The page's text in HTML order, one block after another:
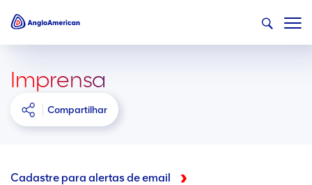
Imprensa
Compartilhar
Cadastre para alertas de email